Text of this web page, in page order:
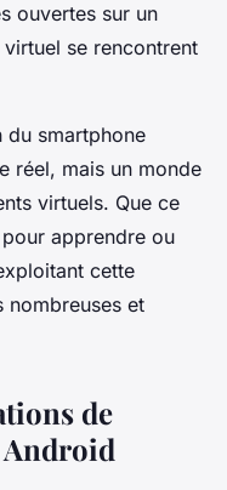
ouvertes sur un
se rencontrent
du smartphone
réel, mais un monde
virtuels. Que ce
apprendre ou
cette
nombreuses et
de
Android